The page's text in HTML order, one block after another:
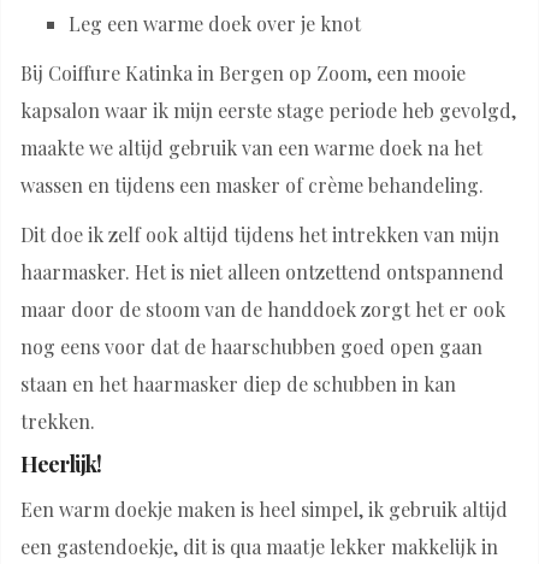
Leg een warme doek over je knot
Bij Coiffure Katinka in Bergen op Zoom, een mooie
kapsalon waar ik mijn eerste stage periode heb gevolgd,
maakte we altijd gebruik van een warme doek na het
wassen en tijdens een masker of crème behandeling.
Dit doe ik zelf ook altijd tijdens het intrekken van mijn
haarmasker. Het is niet alleen ontzettend ontspannend
maar door de stoom van de handdoek zorgt het er ook
nog eens voor dat de haarschubben goed open gaan
staan en het haarmasker diep de schubben in kan
trekken.
Heerlijk!
Een warm doekje maken is heel simpel, ik gebruik altijd
een gastendoekje, dit is qua maatje lekker makkelijk in